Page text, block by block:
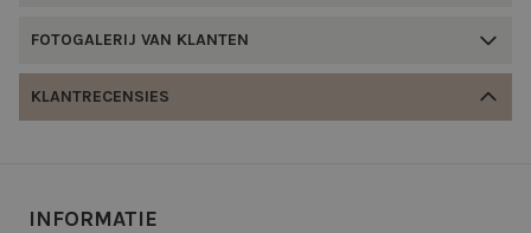
FOTOGALERIJ VAN KLANTEN
KLANTRECENSIES
INFORMATIE